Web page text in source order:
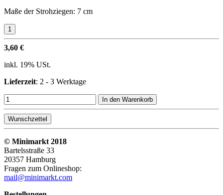
Maße der Strohziegen: 7 cm
3,60 €
inkl. 19% USt.
Lieferzeit: 2 - 3 Werktage
In den Warenkorb
Wunschzettel
© Minimarkt 2018
Bartelsstraße 33
20357 Hamburg
Fragen zum Onlineshop:
mail@minimarkt.com